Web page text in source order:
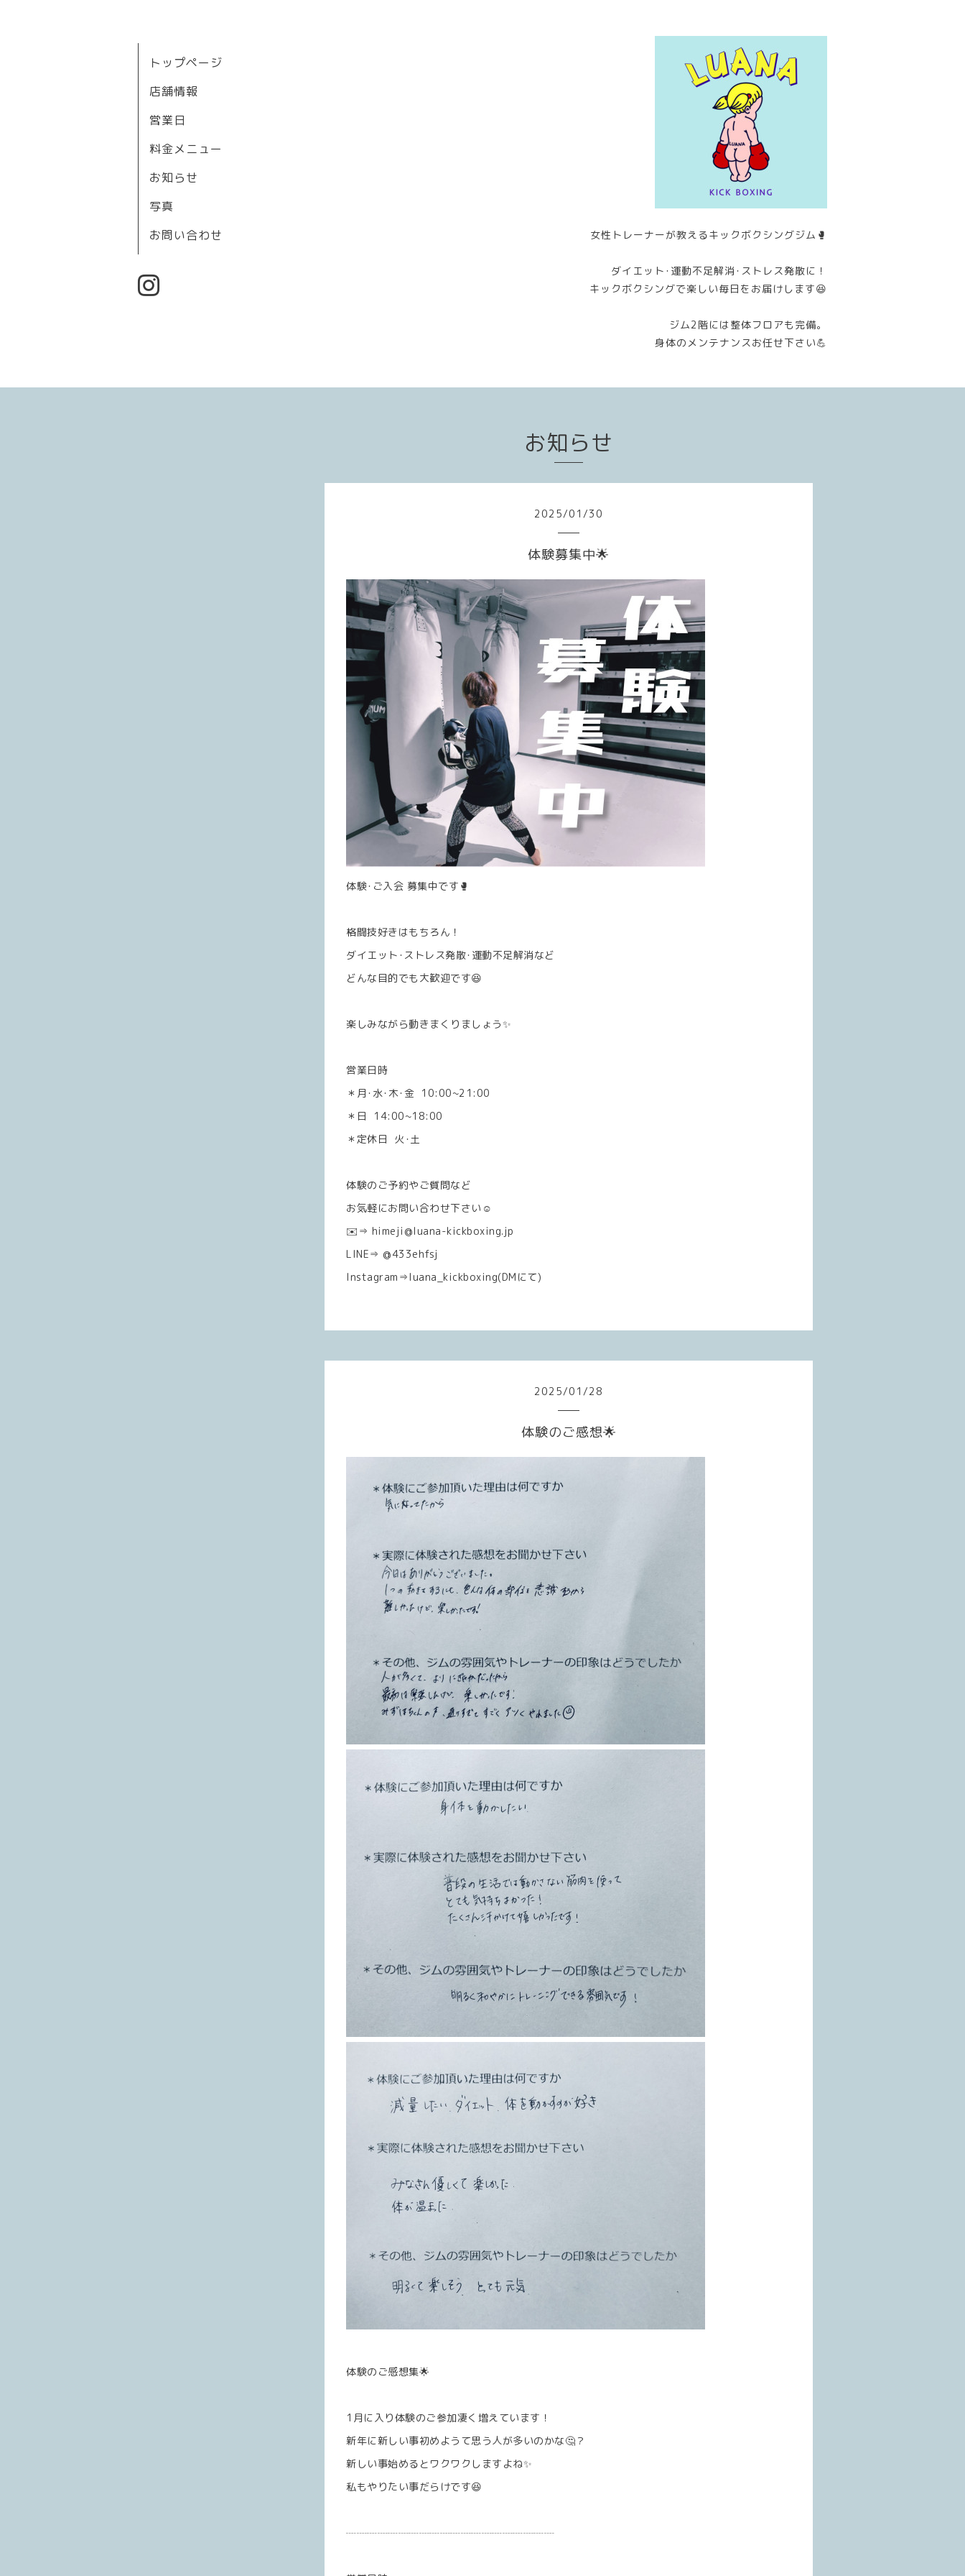
女性トレーナーが教えるキックボクシングジム🥊
ダイエット･運動不足解消･ストレス発散に！
キックボクシングで楽しい毎日をお届けします😆
ジム2階には整体フロアも完備。
身体のメンテナンスお任せ下さい💪
トップページ
店舗情報
営業日
料金メニュー
お知らせ
写真
お問い合わせ
お知らせ
2025/01 /30
体験募集中🌟
体験･ご入会 募集中です🥊
格闘技好きはもちろん！
ダイエット･ストレス発散･運動不足解消など
どんな目的でも大歓迎です😆
楽しみながら動きまくりましょう✨
営業日時
＊月･水･木･金 10:00~21:00
＊日 14:00~18:00
＊定休日 火･土
体験のご予約やご質問など
お気軽にお問い合わせ下さい☺️
✉️⇒ himeji@luana-kickboxing.jp
LINE⇒ @433ehfsj
Instagram⇒luana_kickboxing(DMにて)
2025/01 /28
体験のご感想🌟
体験のご感想集🌟
1月に入り体験のご参加凄く増えています！
新年に新しい事初めようて思う人が多いのかな🤔？
新しい事始めるとワクワクしますよね✨️
私もやりたい事だらけです😆
┈┈┈┈┈┈┈┈┈┈┈┈┈┈┈┈┈┈┈┈